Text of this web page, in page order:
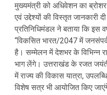
मुख्यमंत्री को अधिवेशन का
एवं उद्देश्यों की विस्तृत जानकारी
प्रतिनिधिमंडल ने बताया कि इस
“विकसित भारत/2047 में जनसंपर्क
है। सम्मेलन में देशभर के विभिन्न
भाग लेंगे। उत्तराखंड के रजत
में राज्य की विकास यात्रा,
विशेष सत्र भी आयोजित किए